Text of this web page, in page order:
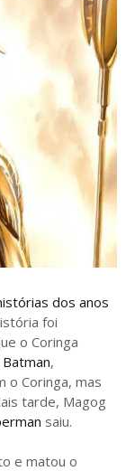
dos anos
foi
o Coringa
Batman,
o Coringa, mas
tarde, Magog
saiu.
e matou o